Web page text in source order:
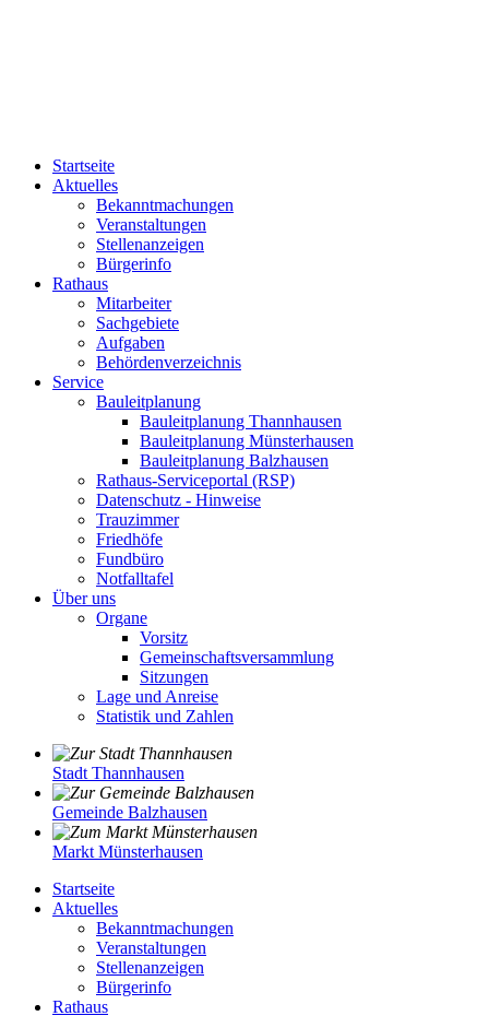
Startseite
Aktuelles
Bekanntmachungen
Veranstaltungen
Stellenanzeigen
Bürgerinfo
Rathaus
Mitarbeiter
Sachgebiete
Aufgaben
Behördenverzeichnis
Service
Bauleitplanung
Bauleitplanung Thannhausen
Bauleitplanung Münsterhausen
Bauleitplanung Balzhausen
Rathaus-Serviceportal (RSP)
Datenschutz - Hinweise
Trauzimmer
Friedhöfe
Fundbüro
Notfalltafel
Über uns
Organe
Vorsitz
Gemeinschaftsversammlung
Sitzungen
Lage und Anreise
Statistik und Zahlen
Stadt Thannhausen
Gemeinde Balzhausen
Markt Münsterhausen
Startseite
Aktuelles
Bekanntmachungen
Veranstaltungen
Stellenanzeigen
Bürgerinfo
Rathaus